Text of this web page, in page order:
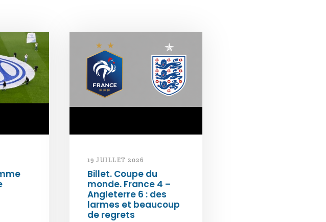
19 JUILLET 2026
Billet. Coupe du
monde. France 4 –
Angleterre 6 : des
larmes et beaucoup
de regrets